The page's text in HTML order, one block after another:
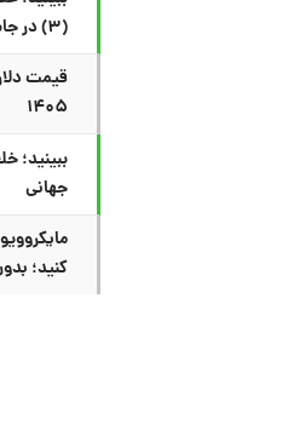
(۳) در جام جهانی
۱۴۰۵
جهانی
کنید؛